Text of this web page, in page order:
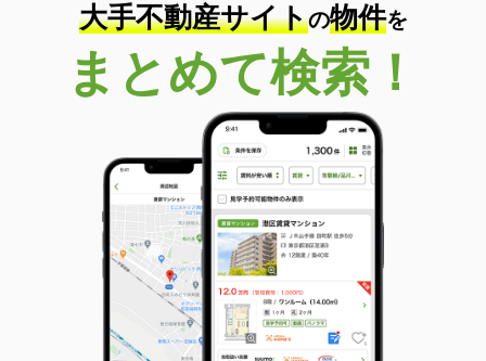
大手不動産サイトの物件を
まとめて検索！